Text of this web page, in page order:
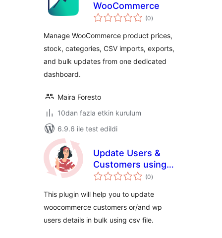
WooCommerce
(0toplam
puan
)
Manage WooCommerce product prices,
stock, categories, CSV imports, exports,
and bulk updates from one dedicated
dashboard.
Maira Foresto
10dan fazla etkin kurulum
6.9.6 ile test edildi
Update Users &
Customers using
CSV
(0toplam
puan
)
This plugin will help you to update
woocommerce customers or/and wp
users details in bulk using csv file.